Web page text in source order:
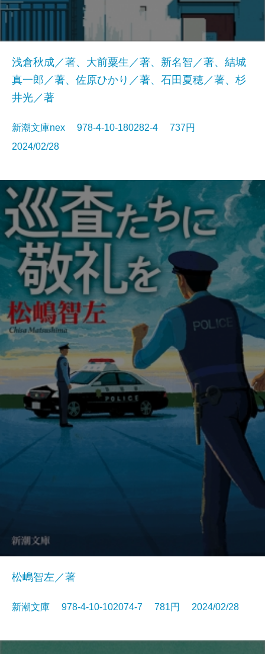
浅倉秋成／著、大前粟生／著、新名智／著、結城
真一郎／著、佐原ひかり／著、石田夏穂／著、杉
井光／著
新潮文庫nex 978-4-10-180282-4 737円
2024/02/28
松嶋智左／著
新潮文庫 978-4-10-102074-7 781円 2024/02/28